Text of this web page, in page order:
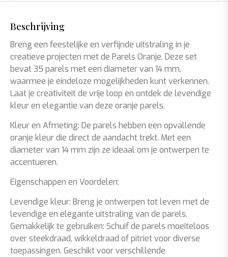
Beschrijving
Breng een feestelijke en verfijnde uitstraling in je
creatieve projecten met de Parels Oranje. Deze set
bevat 35 parels met een diameter van 14 mm,
waarmee je eindeloze mogelijkheden kunt verkennen.
Laat je creativiteit de vrije loop en ontdek de levendige
kleur en elegantie van deze oranje parels.
Kleur en Afmeting: De parels hebben een opvallende
oranje kleur die direct de aandacht trekt. Met een
diameter van 14 mm zijn ze ideaal om je ontwerpen te
accentueren.
Eigenschappen en Voordelen:
Levendige kleur: Breng je ontwerpen tot leven met de
levendige en elegante uitstraling van de parels.
Gemakkelijk te gebruiken: Schuif de parels moeiteloos
over steekdraad, wikkeldraad of pitriet voor diverse
toepassingen. Geschikt voor verschillende